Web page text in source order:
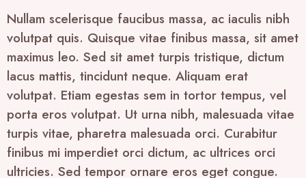
Nullam scelerisque faucibus massa, ac iaculis nibh
volutpat quis. Quisque vitae finibus massa, sit amet
maximus leo. Sed sit amet turpis tristique, dictum
lacus mattis, tincidunt neque. Aliquam erat
volutpat. Etiam egestas sem in tortor tempus, vel
porta eros volutpat. Ut urna nibh, malesuada vitae
turpis vitae, pharetra malesuada orci. Curabitur
finibus mi imperdiet orci dictum, ac ultrices orci
ultricies. Sed tempor ornare eros eget congue.